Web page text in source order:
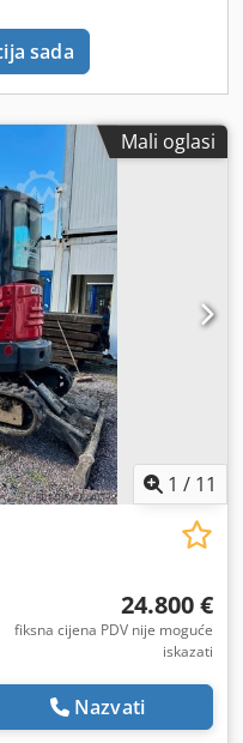
sada
Mali oglasi
1 / 11
24.800 €
fiksna cijena PDV nije moguće
iskazati
Nazvati